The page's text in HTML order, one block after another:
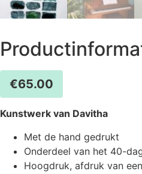
€65.00
Kunstwerk van Davitha
Met de hand gedrukt
Onderdeel van het 40-
Hoogdruk, afdruk van